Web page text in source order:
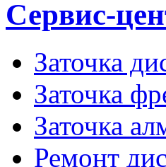
Сервис-
Заточка
Заточка
Заточка
Ремонт